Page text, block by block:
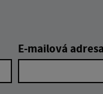
E-mailová